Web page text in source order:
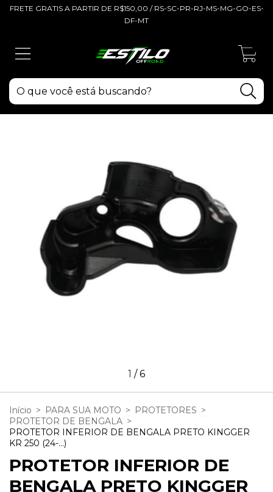
FRETE GRATIS A PARTIR DE R$150,00 / RS-SC-PR-RJ-MS-MG-GO-ES-
DF-MT
1 /6
Início > PARA SUA MOTO > PROTETORES >
PROTETOR DE BENGALA >
PROTETOR INFERIOR DE BENGALA PRETO KINGGER
KR 250 (24-...)
PROTETOR INFERIOR DE
BENGALA PRETO KINGGER